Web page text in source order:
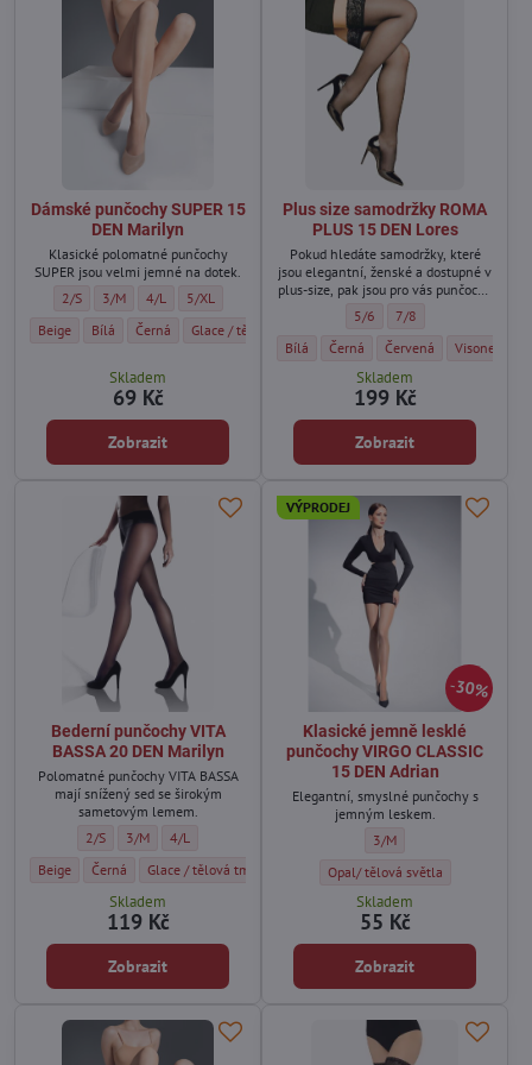
Dámské punčochy SUPER 15
DEN Marilyn
Klasické polomatné punčochy
SUPER jsou velmi jemné na dotek.
Dámské punčochy SUPER 15 DEN Marilyn - Velikost:
2/S Dámské punčochy SUPER 15 DEN Marilyn - Velikost:
3/M Dámské punčochy SUPER 15 DEN Marilyn - Velikost:
4/L Dámské punčochy SUPER 15 DEN Marilyn - Velikost:
5/XL
Dámské punčochy SUPER 15 DEN Marilyn - Barva:
Beige Dámské punčochy SUPER 15 DEN Marilyn - Barva:
Bílá Dámské punčochy SUPER 15 DEN Marilyn - Barva:
Černá Dámské punčochy SUPER 15 DEN Marilyn - Barva:
Glace / tělová tmavá Dámské punčochy SUPER 15
Dámské punčochy
Skladem
69 Kč
Zobrazit
Plus size samodržky ROMA
PLUS 15 DEN Lores
Pokud hledáte samodržky, které
jsou elegantní, ženské a dostupné v
plus-size, pak jsou pro vás punčochy
ROMA PLUS 15 DEN ideální volbou.
Plus size samodržky ROMA
5/6 Plus size samodržky
7/8
Plus size samodržky ROMA PLUS 15 DEN
Bílá Plus size samodržky ROMA PLUS
Černá Plus size samodržky
Červená Plus size
Visone
Skladem
199 Kč
Zobrazit
Bederní punčochy VITA
BASSA 20 DEN Marilyn
Polomatné punčochy VITA BASSA
mají snížený sed se širokým
sametovým lemem.
Bederní punčochy VITA BASSA 20 DEN Marilyn - Velikost:
2/S Bederní punčochy VITA BASSA 20 DEN Marilyn - Velikost:
3/M Bederní punčochy VITA BASSA 20 DEN Marilyn - Velikost:
4/L
Bederní punčochy VITA BASSA 20 DEN Marilyn - Barva:
Beige Bederní punčochy VITA BASSA 20 DEN Marilyn - Barva:
Černá Bederní punčochy VITA BASSA 20 DEN Marilyn - Barva:
Glace / tělová tmavá Bederní punčochy VITA BASSA 20 DEN
Visone
Skladem
119 Kč
Zobrazit
30%
VÝPRODEJ
Klasické jemně lesklé
punčochy VIRGO CLASSIC
15 DEN Adrian
Elegantní, smyslné punčochy s
jemným leskem.
Klasické jemně lesklé
3/M
Klasické jemně lesklé punčochy
Opal/ tělová světla
Skladem
55 Kč
Zobrazit